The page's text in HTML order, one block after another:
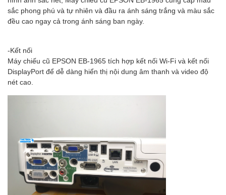
sắc phong phú và tự nhiên và đầu ra ánh sáng trắng và màu sắc
đều cao ngay cả trong ánh sáng ban ngày.
-Kết nối
Máy chiếu cũ EPSON EB-1965 tích hợp kết nối Wi-Fi và kết nối
DisplayPort để dễ dàng hiển thị nội dung âm thanh và video độ
nét cao.